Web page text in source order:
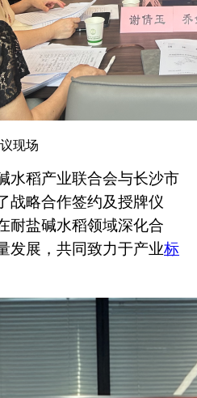
现场
水稻产业联合会与长沙市
战略合作签约及授牌仪
耐盐碱水稻领域深化合
发展，共同致力于产业标